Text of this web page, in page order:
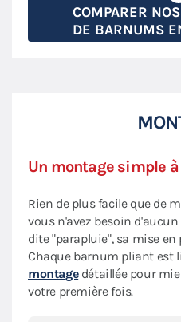
COMPARER
DE BARNUMS
Un montage simple
Rien de plus facile que de
vous n'avez besoin
dite "parapluie", sa mise
Chaque barnum pliant est
montagedétaillée pour
votre première fois.